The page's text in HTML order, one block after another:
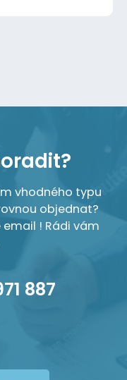
vhodného typu
objednat?
! Rádi vám
887